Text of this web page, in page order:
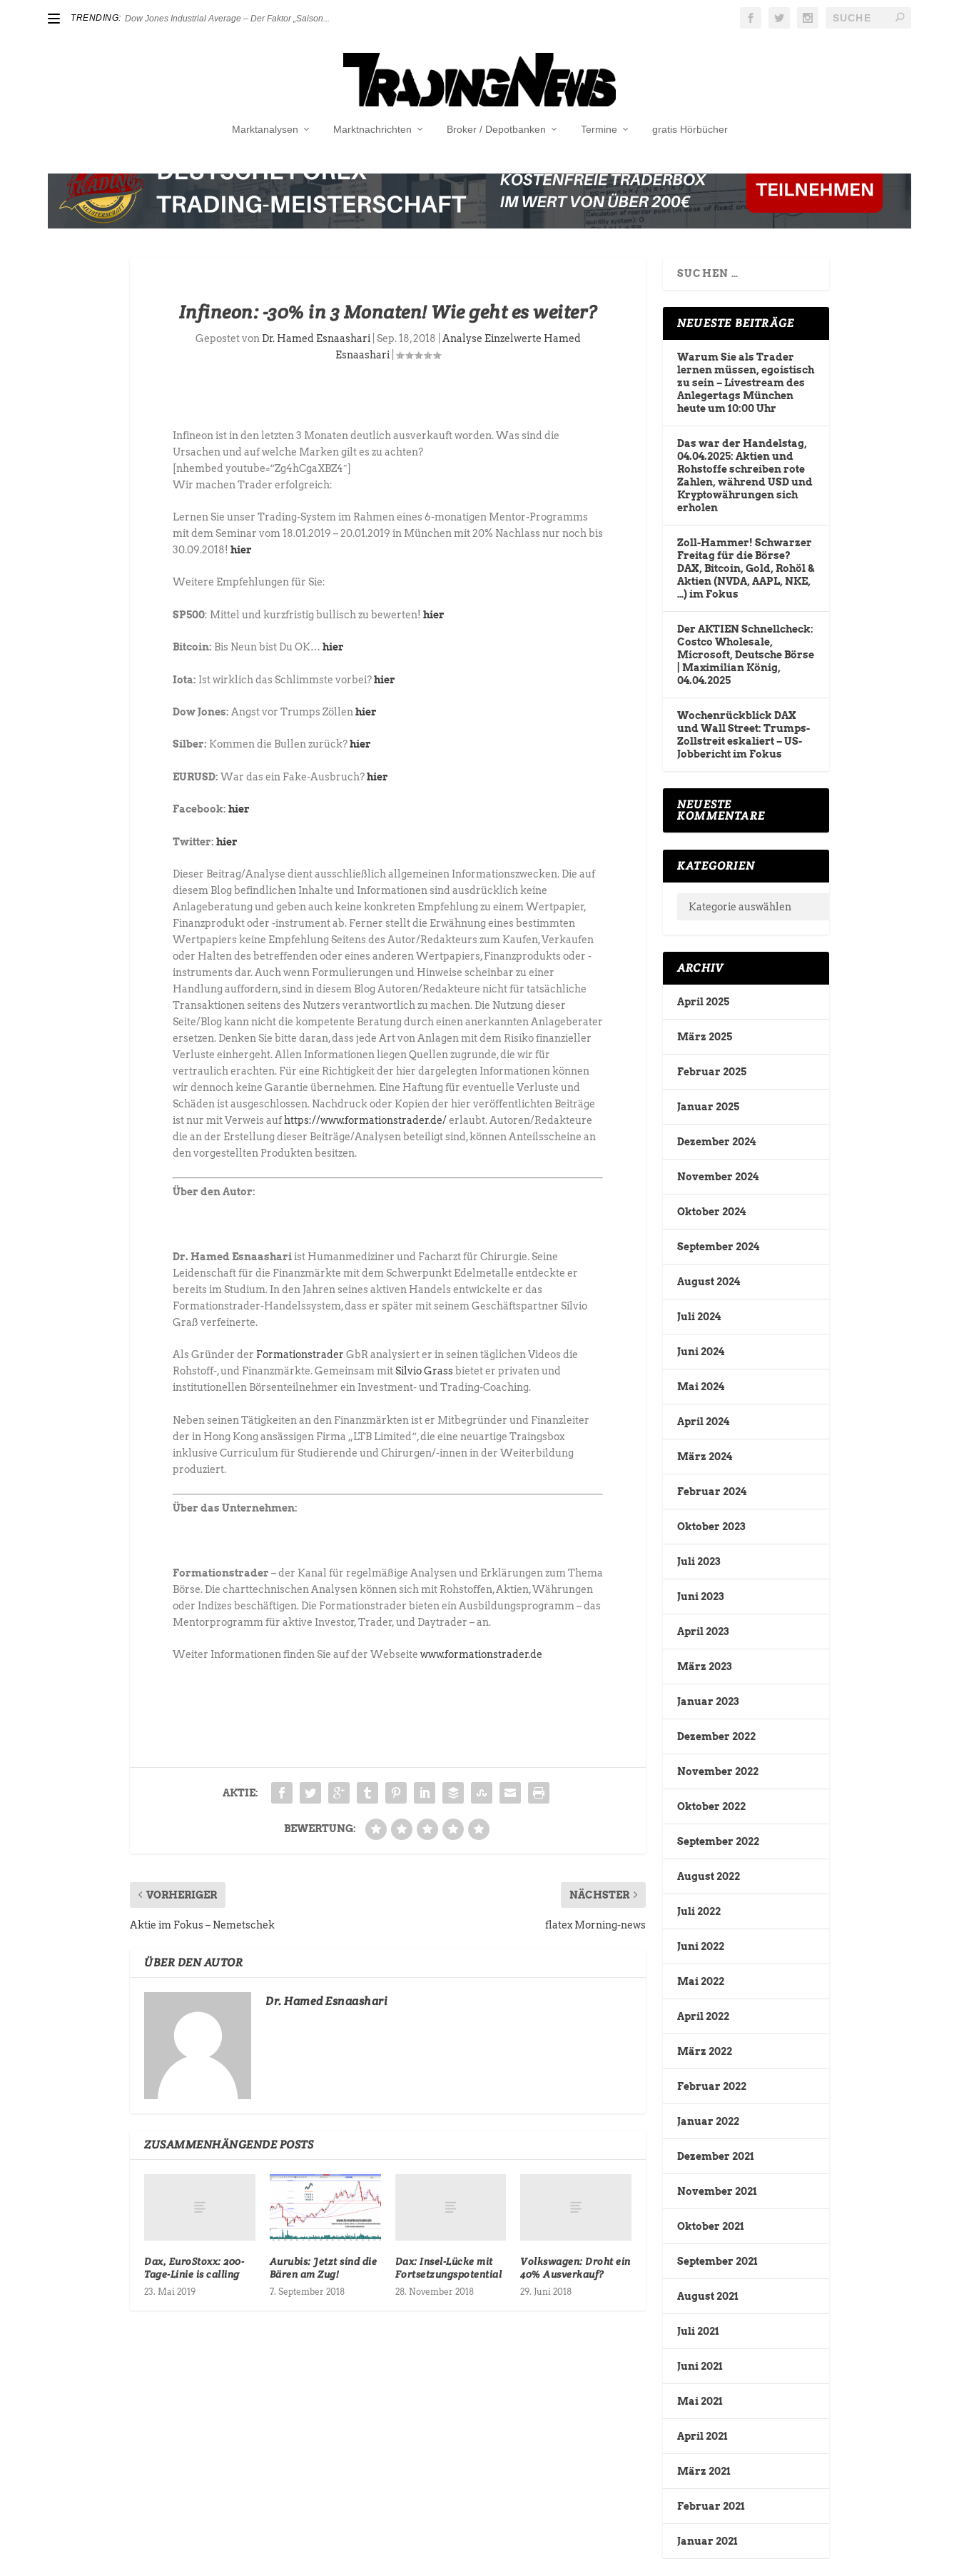
TRENDING: Dow Jones Industrial Average – Der Faktor „Saison...
Marktanalysen Marktnachrichten Broker / Depotbanken Termine gratis Hörbücher
Infineon: -30% in 3 Monaten! Wie geht es weiter?
Gepostet von Dr. Hamed Esnaashari| Sep. 18, 2018
Analyse Einzelwerte Hamed
Esnaashari
Infineon ist in den letzten 3 Monaten deutlich ausverkauft worden. Was sind die
Ursachen und auf welche Marken gilt es zu achten?
[nhembed youtube=“Zg4hCgaXBZ4″]
Wir machen Trader erfolgreich:
Lernen Sie unser Trading-System im Rahmen eines 6-monatigen Mentor-Programms
mit dem Seminar vom 18.01.2019 – 20.01.2019 in München mit 20% Nachlass nur noch bis
30.09.2018! hier
Weitere Empfehlungen für Sie:
SP500: Mittel und kurzfristig bullisch zu bewerten! hier
Bitcoin: Bis Neun bist Du OK… hier
Iota: Ist wirklich das Schlimmste vorbei?hier
Dow Jones: Angst vor Trumps Zöllen hier
Silber: Kommen die Bullen zurück?hier
EURUSD: War das ein Fake-Ausbruch?hier
Facebook: hier
Twitter: hier
Dieser Beitrag/Analyse dient ausschließlich allgemeinen Informationszwecken. Die auf
diesem Blog befindlichen Inhalte und Informationen sind ausdrücklich keine
Anlageberatung und geben auch keine konkreten Empfehlung zu einem Wertpapier,
Finanzprodukt oder -instrument ab. Ferner stellt die Erwähnung eines bestimmten
Wertpapiers keine Empfehlung Seitens des Autor/Redakteurs zum Kaufen, Verkaufen
oder Halten des betreffenden oder eines anderen Wertpapiers, Finanzprodukts oder -
instruments dar. Auch wenn Formulierungen und Hinweise scheinbar zu einer
Handlung auffordern, sind in diesem Blog Autoren/Redakteure nicht für tatsächliche
Transaktionen seitens des Nutzers verantwortlich zu machen. Die Nutzung dieser
Seite/Blog kann nicht die kompetente Beratung durch einen anerkannten Anlageberater
ersetzen. Denken Sie bitte daran, dass jede Art von Anlagen mit dem Risiko finanzieller
Verluste einhergeht. Allen Informationen liegen Quellen zugrunde, die wir für
vertraulich erachten. Für eine Richtigkeit der hier dargelegten Informationen können
wir dennoch keine Garantie übernehmen. Eine Haftung für eventuelle Verluste und
Schäden ist ausgeschlossen. Nachdruck oder Kopien der hier veröffentlichten Beiträge
ist nur mit Verweis aufhttps://www.formationstrader.de/ erlaubt. Autoren/Redakteure
die an der Erstellung dieser Beiträge/Analysen beteiligt sind, können Anteilsscheine an
den vorgestellten Produkten besitzen.
Über den Autor:
Dr. Hamed Esnaashariist Humanmediziner und Facharzt für Chirurgie. ­Seine
Leidenschaft für die Finanzmärkte mit dem Schwerpunkt Edel­metalle entdeckte er
bereits im Studium. In den Jahren seines aktiven Handels entwickelte er das
Formationstrader-Handelssystem, dass er später mit seinem Geschäftspartner Silvio
Graß verfeinerte.
Als Gründer der Formationstrader GbR analysiert er in seinen täglichen ­Videos die
Rohstoff-, und Finanzmärkte. Gemeinsam mitSilvio Grass ­bietet er privaten und
institutionellen Börsenteilnehmer ein Investment- und ­Trading-Coaching.
Neben seinen Tätigkeiten an den Finanzmärkten ist er Mitbegründer und Finanzleiter
der in Hong Kong ansässigen Firma „LTB Limited“, die eine neuartige Traingsbox
inklusive Curriculum für Studierende und Chirurgen/-innen in der Weiterbildung
produziert.
Über das Unternehmen:
Formationstrader – der Kanal für regelmäßige Analysen und Erklärungen zum Thema
Börse. Die charttechnischen Analysen können sich mit Rohstoffen, Aktien, Währungen
oder Indizes beschäftigen. Die Formationstrader bieten ein Ausbildungsprogramm – das
Mentorprogramm für aktive Investor, Trader, und Daytrader – an.
Weiter Informationen finden Sie auf der Webseite www.formationstrader.de
AKTIE:
BEWERTUNG:
VORHERIGER
Aktie im Fokus – Nemetschek
NÄCHSTER
flatex Morning-news
ÜBER DEN AUTOR
Dr. Hamed Esnaashari
ZUSAMMENHÄNGENDE POSTS
Dax, EuroStoxx: 200-
Tage-Linie is calling
23. Mai 2019
Aurubis: Jetzt sind die
Bären am Zug!
7. September 2018
Dax: Insel-Lücke mit
Fortsetzungspotential
28. November 2018
Volkswagen: Droht ein
40% Ausverkauf?
29. Juni 2018
NEUESTE BEITRÄGE
Warum Sie als Trader
lernen müssen, egoistisch
zu sein – Livestream des
Anlegertags München
heute um 10:00 Uhr
Das war der Handelstag,
04.04.2025: Aktien und
Rohstoffe schreiben rote
Zahlen, während USD und
Kryptowährungen sich
erholen
Zoll-Hammer! Schwarzer
Freitag für die Börse?
DAX, Bitcoin, Gold, Rohöl &
Aktien (NVDA, AAPL, NKE,
…) im Fokus
Der AKTIEN Schnellcheck:
Costco Wholesale,
Microsoft, Deutsche Börse
| Maximilian König,
04.04.2025
Wochenrückblick DAX
und Wall Street: Trumps-
Zollstreit eskaliert – US-
Jobbericht im Fokus
NEUESTE
KOMMENTARE
KATEGORIEN
ARCHIV
April 2025
März 2025
Februar 2025
Januar 2025
Dezember 2024
November 2024
Oktober 2024
September 2024
August 2024
Juli 2024
Juni 2024
Mai 2024
April 2024
März 2024
Februar 2024
Oktober 2023
Juli 2023
Juni 2023
April 2023
März 2023
Januar 2023
Dezember 2022
November 2022
Oktober 2022
September 2022
August 2022
Juli 2022
Juni 2022
Mai 2022
April 2022
März 2022
Februar 2022
Januar 2022
Dezember 2021
November 2021
Oktober 2021
September 2021
August 2021
Juli 2021
Juni 2021
Mai 2021
April 2021
März 2021
Februar 2021
Januar 2021